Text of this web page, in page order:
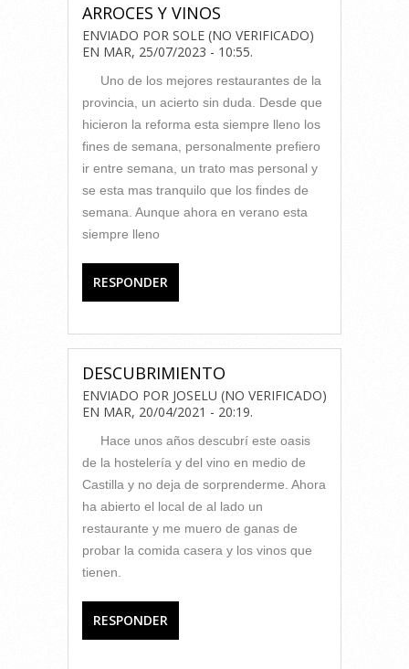
ARROCES Y VINOS
ENVIADO POR SOLE (NO VERIFICADO)
EN MAR, 25/07/2023 - 10:55.
Uno de los mejores restaurantes de la
provincia, un acierto sin duda. Desde que
hicieron la reforma esta siempre lleno los
fines de semana, personalmente prefiero
ir entre semana, un trato mas personal y
se esta mas tranquilo que los findes de
semana. Aunque ahora en verano esta
siempre lleno
RESPONDER
DESCUBRIMIENTO
ENVIADO POR JOSELU (NO VERIFICADO)
EN MAR, 20/04/2021 - 20:19.
Hace unos años descubrí este oasis
de la hostelería y del vino en medio de
Castilla y no deja de sorprenderme. Ahora
ha abierto el local de al lado un
restaurante y me muero de ganas de
probar la comida casera y los vinos que
tienen.
RESPONDER